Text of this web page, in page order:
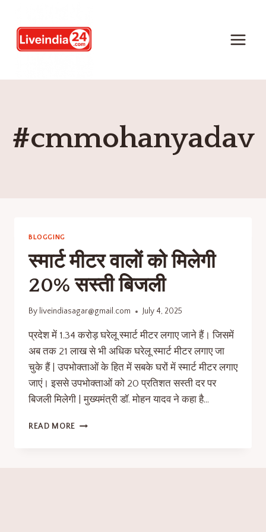
#cmmohanyadav
BLOGGING
स्मार्ट मीटर वालों को मिलेगी
20% सस्ती बिजली
By liveindiasagar@gmail.com July 4, 2025
प्रदेश में 1.34 करोड़ घरेलू स्मार्ट मीटर लगाए जाने हैं। जिसमें
अब तक 21 लाख से भी अधिक घरेलू स्मार्ट मीटर लगाए जा
चुके हैं | उपभोक्ताओं के हित में सबके घरों में स्मार्ट मीटर लगाए
जाएं। इससे उपभोक्ताओं को 20 प्रतिशत सस्ती दर पर
बिजली मिलेगी | मुख्यमंत्री डॉ. मोहन यादव ने कहा है…
READ MORE